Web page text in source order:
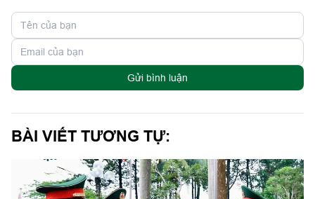
Gửi bình luận
BÀI VIẾT TƯƠNG TỰ: